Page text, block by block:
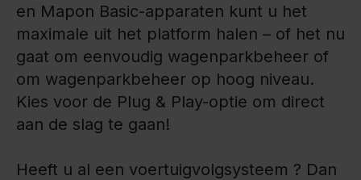
en Mapon Basic-apparaten kunt u het
maximale uit het platform halen – of het nu
gaat om eenvoudig wagenparkbeheer of
om wagenparkbeheer op hoog niveau.
Kies voor de Plug & Play-optie om direct
aan de slag te gaan!
Heeft u al een voertuigvolgsysteem ? Dan